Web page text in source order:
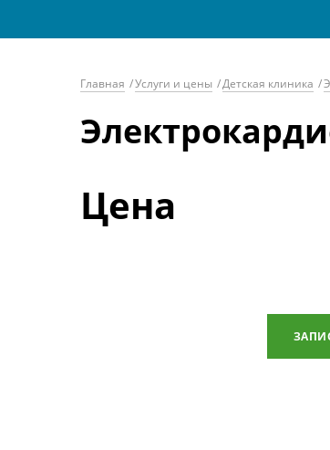
Главная /Услуги и цены /Детская клиника /
Цена